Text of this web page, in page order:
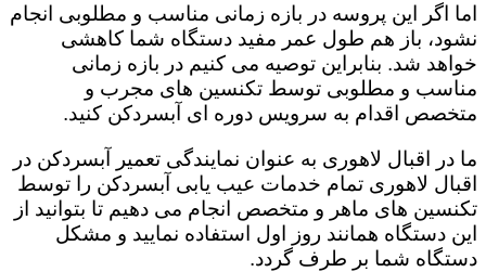
اما اگر این پروسه در بازه زمانی مناسب و مطلوبی انجام
نشود، باز هم طول عمر مفید دستگاه شما کاهشی
خواهد شد. بنابراین توصیه می کنیم در بازه زمانی
مناسب و مطلوبی توسط تکنسین های مجرب و
متخصص اقدام به سرویس دوره ای آبسردکن کنید.
ما در اقبال لاهوری به عنوان نمایندگی تعمیر آبسردکن در
اقبال لاهوری تمام خدمات عیب یابی آبسردکن را توسط
تکنسین های ماهر و متخصص انجام می دهیم تا بتوانید از
این دستگاه همانند روز اول استفاده نمایید و مشکل
دستگاه شما بر طرف گردد.